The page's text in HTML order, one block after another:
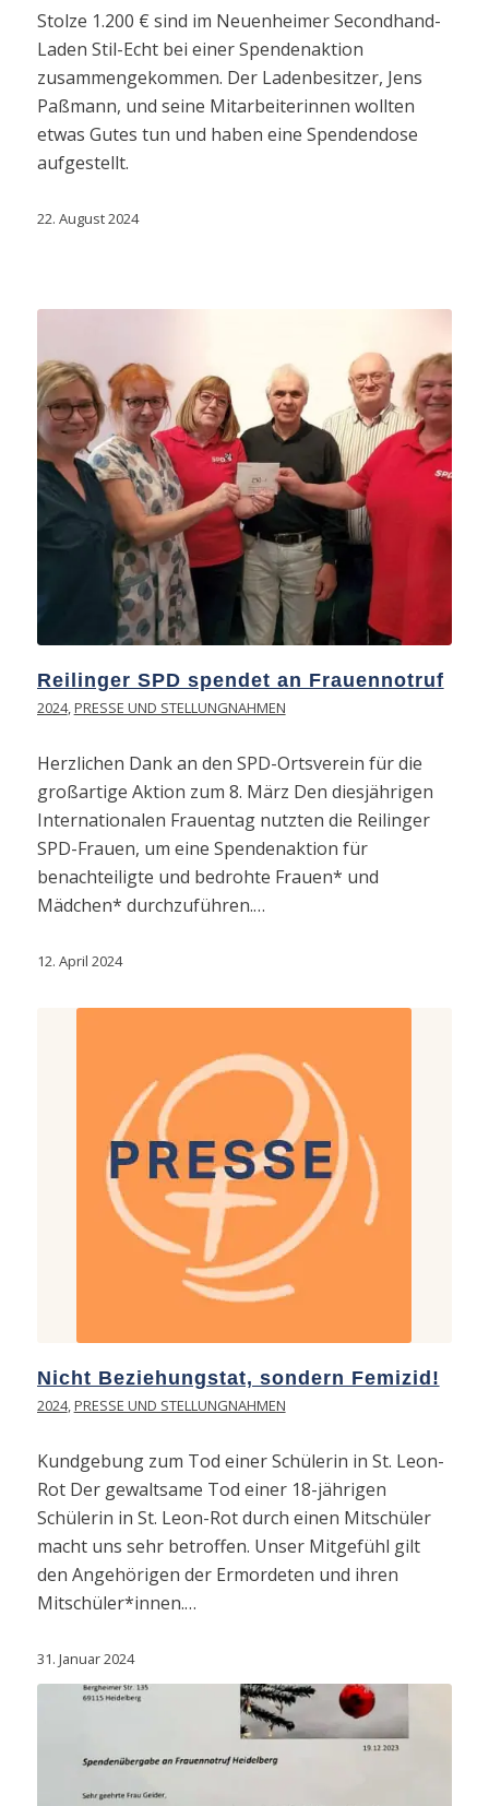
Stolze 1.200 € sind im Neuenheimer Secondhand-
Laden Stil-Echt bei einer Spendenaktion
zusammengekommen. Der Ladenbesitzer, Jens
Paßmann, und seine Mitarbeiterinnen wollten
etwas Gutes tun und haben eine Spendendose
aufgestellt.
22. August 2024
Reilinger SPD spendet an Frauennotruf
2024,PRESSE UND STELLUNGNAHMEN
Herzlichen Dank an den SPD-Ortsverein für die
großartige Aktion zum 8. März Den diesjährigen
Internationalen Frauentag nutzten die Reilinger
SPD-Frauen, um eine Spendenaktion für
benachteiligte und bedrohte Frauen* und
Mädchen* durchzuführen.…
12. April 2024
Nicht Beziehungstat, sondern Femizid!
2024,PRESSE UND STELLUNGNAHMEN
Kundgebung zum Tod einer Schülerin in St. Leon-
Rot Der gewaltsame Tod einer 18-jährigen
Schülerin in St. Leon-Rot durch einen Mitschüler
macht uns sehr betroffen. Unser Mitgefühl gilt
den Angehörigen der Ermordeten und ihren
Mitschüler*innen.…
31. Januar 2024